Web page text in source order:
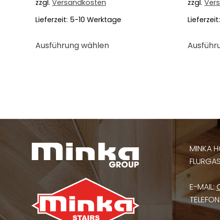
zzgl. Versandkosten
Lieferzeit: 5-10 Werktage
Ausführung wählenProdukt
auf
der
gewählt
werden
zzgl.
Lieferzeit:
MINKA
E-MAIL:
TELEFON: